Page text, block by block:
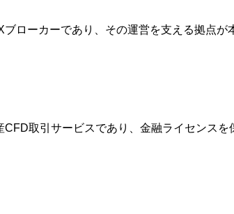
ローカーであり、その運営を支える拠点
取引サービスであり、金融ライセンス